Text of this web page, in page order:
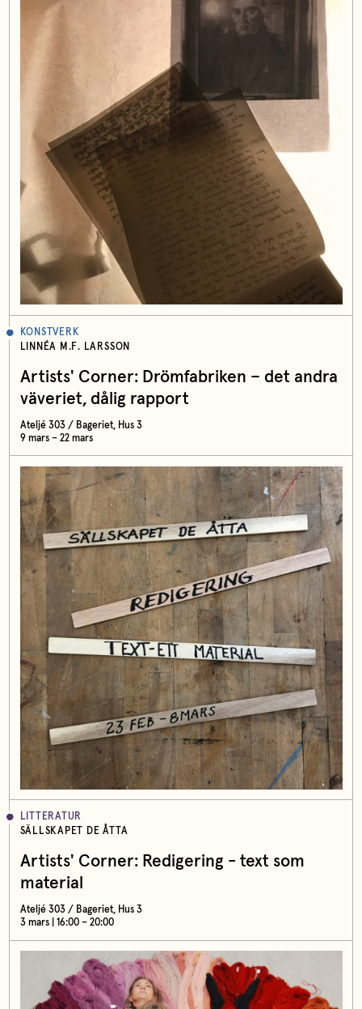
KONSTVERK
LINNÉA M.F. LARSSON
Artists' Corner: Drömfabriken – det andra
väveriet, dålig rapport
Ateljé 303 / Bageriet, Hus 3
9 mars – 22 mars
LITTERATUR
SÄLLSKAPET DE ÅTTA
Artists' Corner: Redigering - text som
material
Ateljé 303 / Bageriet, Hus 3
3 mars | 16:00 – 20:00